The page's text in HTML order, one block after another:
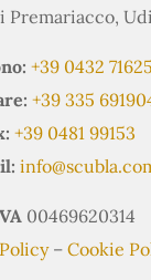
Premariacco,
+39 0432
+39 335
+39 0481 99153
00469620314
– Cookie